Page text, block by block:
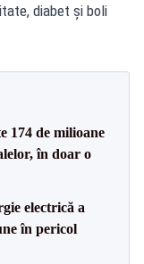
diabet și boli
174 de milioane
în doar o
electrică a
în pericol